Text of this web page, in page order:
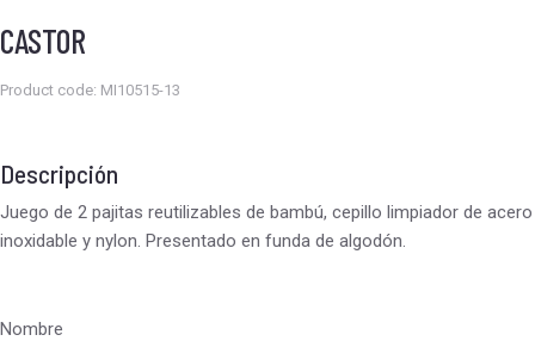
CASTOR
Product code: MI10515-13
Descripción
Juego de 2 pajitas reutilizables de bambú, cepillo limpiador de acero
inoxidable y nylon. Presentado en funda de algodón.
Nombre